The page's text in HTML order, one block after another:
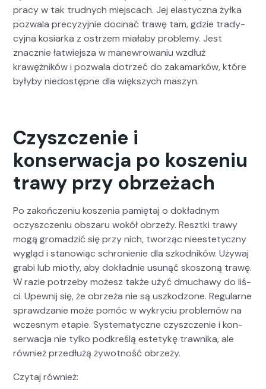
pra­cy w tak trud­nych miejs­cach. Jej elasty­cz­na żył­ka
pozwala pre­cyzyjnie doci­nać trawę tam, gdzie trady­
cyj­na kosiar­ka z ostrzem miała­by prob­le­my. Jest
znacznie łatwiejsza w manewrowa­niu wzdłuż
krawężników i pozwala dotrzeć do zaka­marków, które
były­by niedostęp­ne dla więk­szych maszyn.
Czyszczenie i
konserwacja po koszeniu
trawy przy obrzeżach
Po zakończe­niu koszenia pamię­taj o dokład­nym
oczyszcze­niu obszaru wokół obrzeży. Reszt­ki trawy
mogą gro­madz­ić się przy nich, tworząc nieeste­ty­czny
wygląd i stanow­iąc schronie­nie dla szkod­ników. Uży­waj
gra­bi lub miotły, aby dokład­nie usunąć skos­zoną trawę.
W razie potrze­by możesz także użyć dmuchawy do liś­
ci. Upewnij się, że obrzeża nie są uszkod­zone. Reg­u­larne
sprawdzanie może pomóc w wykryciu prob­lemów na
wczes­nym etapie. Sys­tem­aty­czne czyszcze­nie i kon­
serwac­ja nie tylko pod­kreślą este­tykę trawni­ka, ale
również przedłużą żywot­ność obrzeży.
Czy­taj również: